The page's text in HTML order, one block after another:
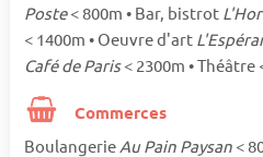
Poste< 800m • Bar, bistrot
< 1400m • Oeuvre d'art
Café de Paris< 2300m • Théâtre
Commerces
Boulangerie Au Pain Paysan <